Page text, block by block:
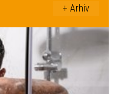
+ Arhiv